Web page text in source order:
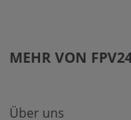
MEHR VON
Über uns